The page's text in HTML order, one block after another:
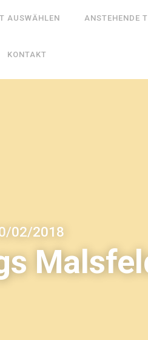
AUSWÄHLEN ANSTEHENDE
KONTAKT
/02/2018